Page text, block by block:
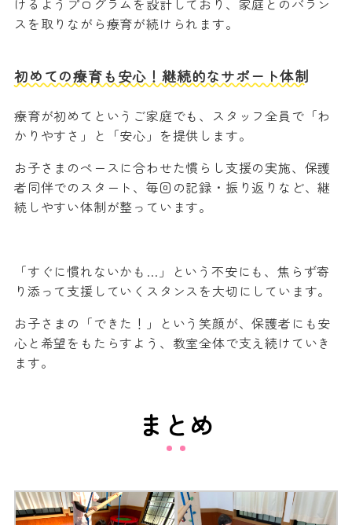
スを取りながら療育が続けられます。
初めての療育も安心！継続的なサポート体制
療育が初めてというご家庭でも、スタッフ全員で「わ
かりやすさ」と「安心」を提供します。
お子さまのペースに合わせた慣らし支援の実施、保護
者同伴でのスタート、毎回の記録・振り返りなど、継
続しやすい体制が整っています。
「すぐに慣れないかも…」という不安にも、焦らず寄
り添って支援していくスタンスを大切にしています。
お子さまの「できた！」という笑顔が、保護者にも安
心と希望をもたらすよう、教室全体で支え続けていき
ます。
まとめ